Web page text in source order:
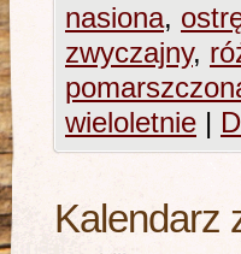
nasiona,
zwyczajny,
wieloletnie |
Kalendarz